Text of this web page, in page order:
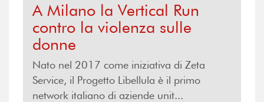
A Milano la Vertical Run
contro la violenza sulle
donne
Nato nel 2017 come iniziativa di Zeta
Service, il Progetto Libellula è il primo
network italiano di aziende unit...